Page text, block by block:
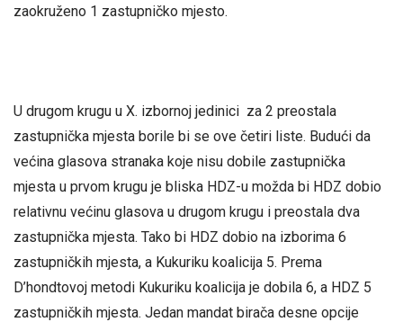
zaokruženo 1 zastupničko mjesto.
U drugom krugu u X. izbornoj jedinici za 2 preostala
zastupnička mjesta borile bi se ove četiri liste. Budući da
većina glasova stranaka koje nisu dobile zastupnička
mjesta u prvom krugu je bliska HDZ-u možda bi HDZ dobio
relativnu većinu glasova u drugom krugu i preostala dva
zastupnička mjesta. Tako bi HDZ dobio na izborima 6
zastupničkih mjesta, a Kukuriku koalicija 5. Prema
D’hondtovoj metodi Kukuriku koalicija je dobila 6, a HDZ 5
zastupničkih mjesta. Jedan mandat birača desne opcije